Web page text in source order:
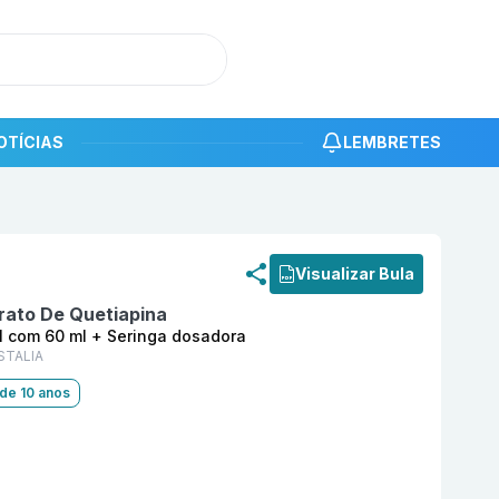
LEMBRETES
Visualizar Bula
De Quetiapina
com 60 ml + Seringa dosadora
10 anos